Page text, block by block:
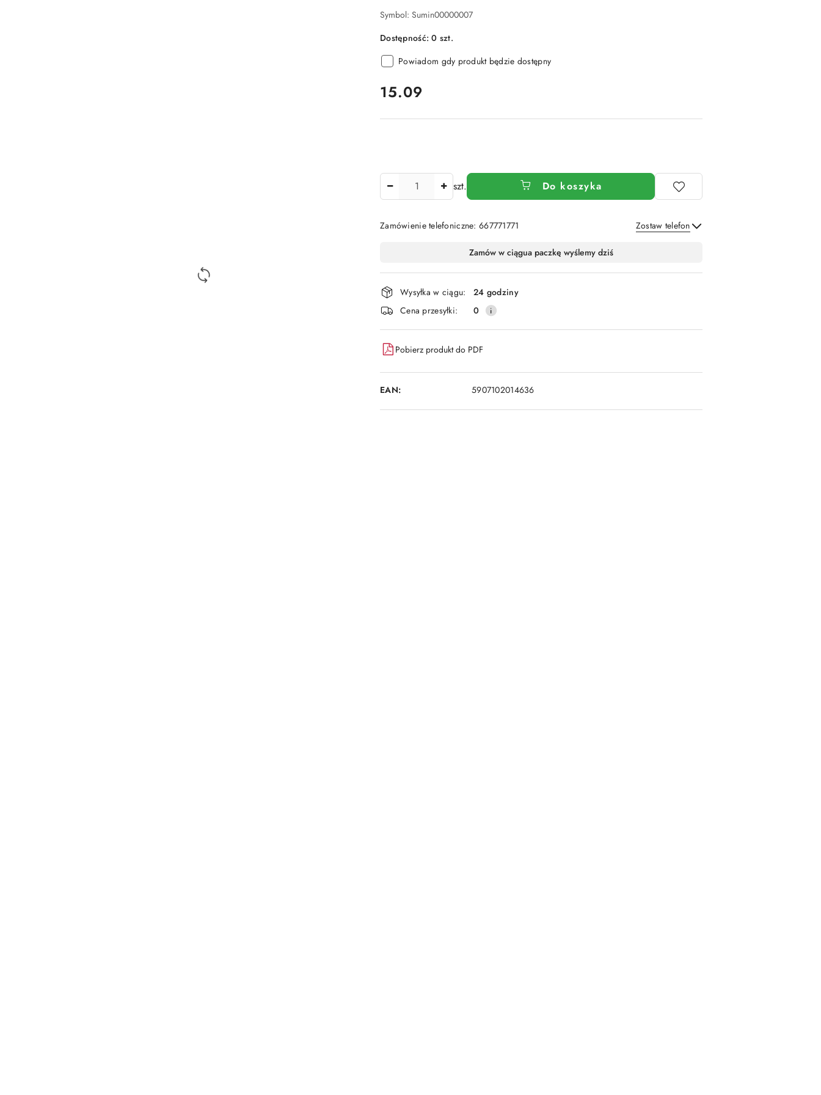
Symbol: Sumin00000007
Dostępność:0 szt.
Powiadom gdy produkt będzie dostępny
cena:
15.09
szt. Do koszyka
Zamówienie telefoniczne: 667771771 Zostaw telefon
i
dostawa
Zamów w ciągua paczkę wyślemy dziś
Wysyłka w ciągu:
24 godziny
Cena przesyłki:
0
Pobierz produkt do PDF
EAN: 5907102014636